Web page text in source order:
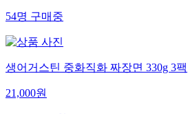
54명구매중
생어거스틴 중화직화 짜장면 330g 3팩
21,000원